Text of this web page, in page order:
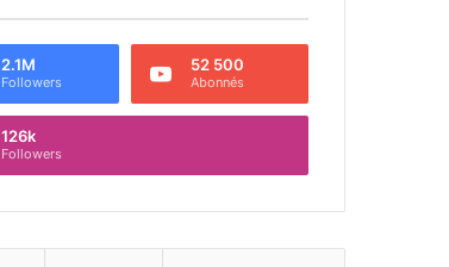
2.1M
Followers
52 500
Abonnés
126k
Followers